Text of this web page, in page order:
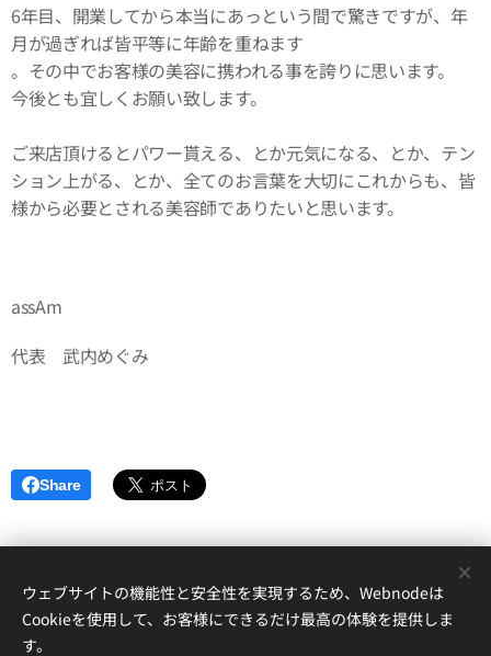
6年目、開業してから本当にあっという間で驚きですが、年
月が過ぎれば皆平等に年齢を重ねます
。その中でお客様の美容に携われる事を誇りに思います。
今後とも宜しくお願い致します。
ご来店頂けるとパワー貰える、とか元気になる、とか、テン
ション上がる、とか、全てのお言葉を大切にこれからも、皆
様から必要とされる美容師でありたいと思います。
assAm
代表 武内めぐみ
Share
152-0035東京都目黒区自由が丘1-17-12自由が丘ハイツアンドー１A
assAm自由ヶ丘美容室
ウェブサイトの機能性と安全性を実現するため、Webnodeは
Cookieを使用して、お客様にできるだけ最高の体験を提供しま
す。